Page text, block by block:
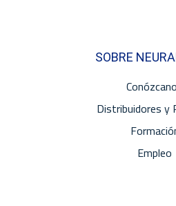
SOBRE
Distribuidores y
Empleo